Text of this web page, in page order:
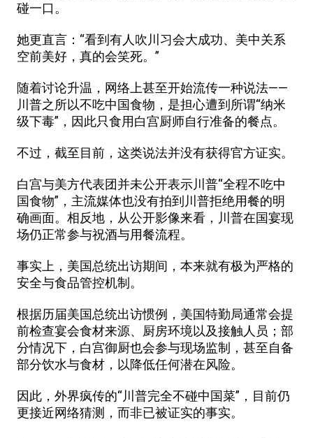
碰一口。
她更直言：“看到有人吹川习会大成功、美中关系
空前美好，真的会笑死。”
随着讨论升温，网络上甚至开始流传一种说法——
川普之所以不吃中国食物，是担心遭到所谓“纳米
级下毒”，因此只食用白宫厨师自行准备的餐点。
不过，截至目前，这类说法并没有获得官方证实。
白宫与美方代表团并未公开表示川普“全程不吃中
国食物”，主流媒体也没有拍到川普拒绝用餐的明
确画面。相反地，从公开影像来看，川普在国宴现
场仍正常参与祝酒与用餐流程。
事实上，美国总统出访期间，本来就有极为严格的
安全与食品管控机制。
根据历届美国总统出访惯例，美国特勤局通常会提
前检查宴会食材来源、厨房环境以及接触人员；部
分情况下，白宫御厨也会参与现场监制，甚至自备
部分饮水与食材，以降低任何潜在风险。
因此，外界疯传的“川普完全不碰中国菜”，目前仍
更接近网络猜测，而非已被证实的事实。